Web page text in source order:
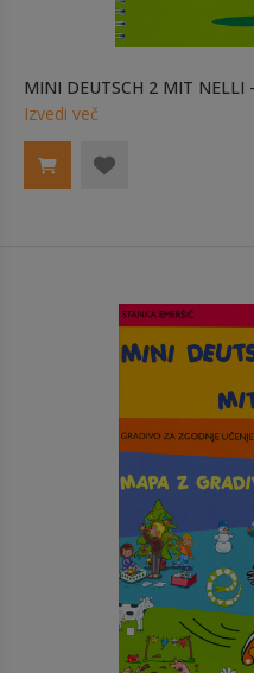
MINI DEUTSCH 2 MIT NELLI
Izvedi več